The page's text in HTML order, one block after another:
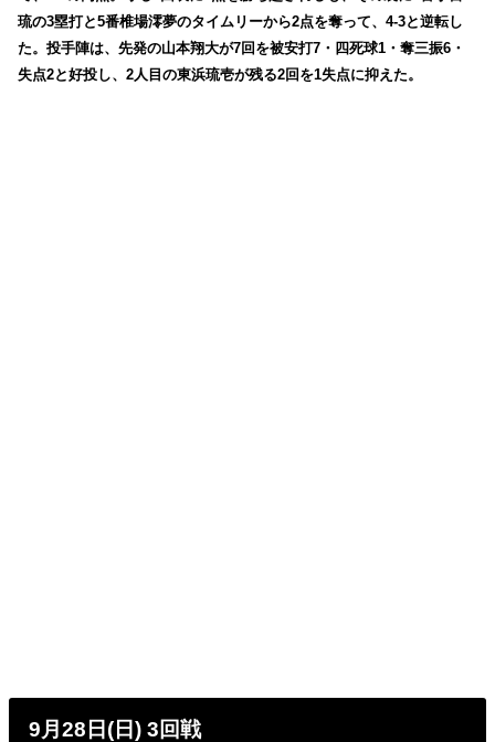
琉の3塁打と5番椎場澪夢のタイムリーから2点を奪って、4-3と逆転し
た。投手陣は、先発の山本翔大が7回を被安打7・四死球1・奪三振6・
失点2と好投し、2人目の東浜琉壱が残る2回を1失点に抑えた。
9月28日(日) 3回戦